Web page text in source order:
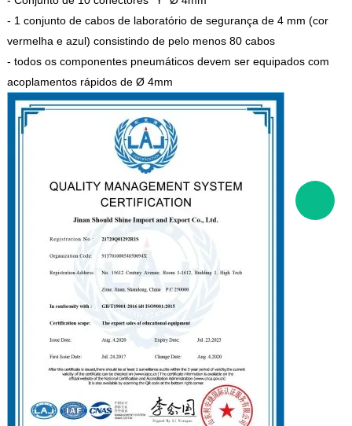
- 1 conjunto de cabos de laboratório de segurança de 4 mm (cor
vermelha e azul) consistindo de pelo menos 80 cabos
- todos os componentes pneumáticos devem ser equipados com
acoplamentos rápidos de Ø 4mm